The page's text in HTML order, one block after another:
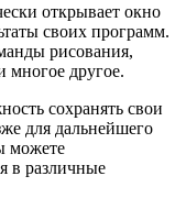
открывает окно
своих программ.
рисования,
многое другое.
сохранять свои
для дальнейшего
можете
в различные